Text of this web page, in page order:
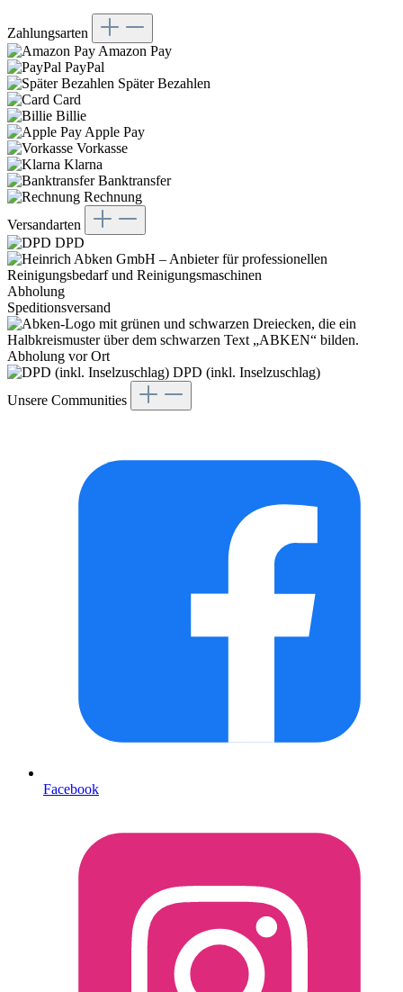
Zahlungsarten
Amazon Pay
PayPal
Später Bezahlen
Card
Billie
Apple Pay
Vorkasse
Klarna
Banktransfer
Rechnung
Versandarten
DPD
Abholung
Speditionsversand
Abholung vor Ort
DPD (inkl. Inselzuschlag)
Unsere Communities
Facebook